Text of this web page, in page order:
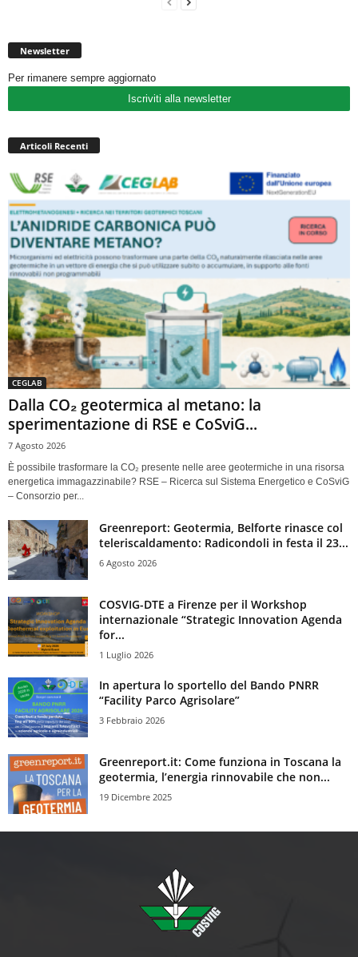
Newsletter
Per rimanere sempre aggiornato
Iscriviti alla newsletter
Articoli Recenti
CEGLAB
Dalla CO₂ geotermica al metano: la
sperimentazione di RSE e CoSviG...
7 Agosto 2026
È possibile trasformare la CO₂ presente nelle aree geotermiche in una risorsa
energetica immagazzinabile? RSE – Ricerca sul Sistema Energetico e CoSviG
– Consorzio per...
Greenreport: Geotermia, Belforte rinasce col
teleriscaldamento: Radicondoli in festa il 23...
6 Agosto 2026
COSVIG-DTE a Firenze per il Workshop
internazionale “Strategic Innovation Agenda
for...
1 Luglio 2026
In apertura lo sportello del Bando PNRR
“Facility Parco Agrisolare”
3 Febbraio 2026
Greenreport.it: Come funziona in Toscana la
geotermia, l’energia rinnovabile che non...
19 Dicembre 2025